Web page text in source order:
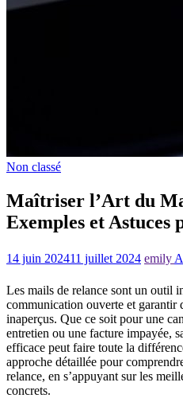
Non classé
Maîtriser l’Art du
Exemples et Astuces
14 juin 202411 juillet 2024 emily
Les mails de relance sont un outil
communication ouverte et garantir
inaperçus. Que ce soit pour une
entretien ou une facture impayée,
efficace peut faire toute la
approche détaillée pour
relance, en s’appuyant sur les
concrets.